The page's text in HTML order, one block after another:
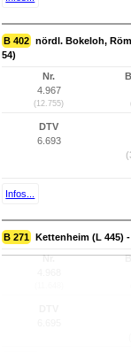
B 402 nördl. Bokeloh,
54)
Nr.
4.967
(12.755)
DTV
6.693
Infos...
B 271 Kettenheim (L 445)
Nr.